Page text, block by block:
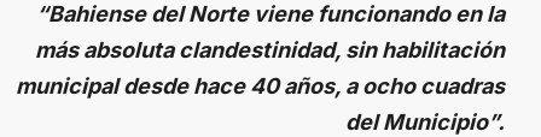
“Bahiense del Norte viene funcionando en la
más absoluta clandestinidad, sin habilitación
municipal desde hace 40 años, a ocho cuadras
del Municipio”.